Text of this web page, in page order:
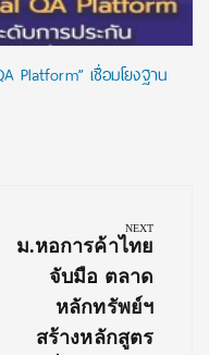
Platform” เชื่อมโยงฐาน
NEXT
Next
Post:
ม.หอการค้าไทย
จับมือ ตลาด
หลักทรัพย์ฯ
สร้างหลักสูตร